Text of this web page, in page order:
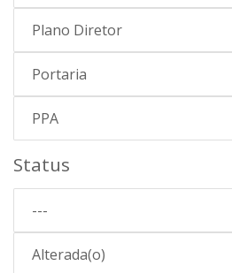
Plano Diretor
Portaria
PPA
Status
---
Alterada(o)